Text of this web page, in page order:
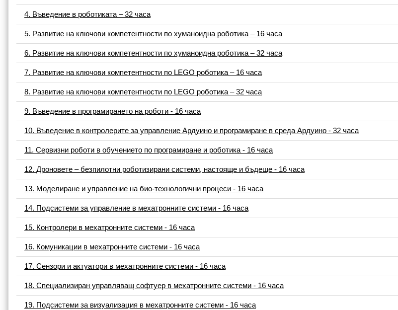
4. Въведение в роботиката – 32 часа
5. Развитие на ключови компетентности по хуманоидна роботика – 16 часа
6. Развитие на ключови компетентности по хуманоидна роботика – 32 часа
7. Развитие на ключови компетентности по LEGO роботика – 16 часа
8. Развитие на ключови компетентности по LEGO роботика – 32 часа
9. Въведение в програмирането на роботи - 16 часа
10. Въведение в контролерите за управление Ардуино и програмиране в среда Ардуино - 32 часа
11. Сервизни роботи в обучението по програмиране и роботика - 16 часа
12. Дроновете – безпилотни роботизирани системи, настояще и бъдеще - 16 часа
13. Моделиране и управление на био-технологични процеси - 16 часа
14. Подсистеми за управление в мехатронните системи - 16 часа
15. Контролери в мехатронните системи - 16 часа
16. Комуникации в мехатронните системи - 16 часа
17. Сензори и актуатори в мехатронните системи - 16 часа
18. Специализиран управляващ софтуер в мехатронните системи - 16 часа
19. Подсистеми за визуализация в мехатронните системи - 16 часа